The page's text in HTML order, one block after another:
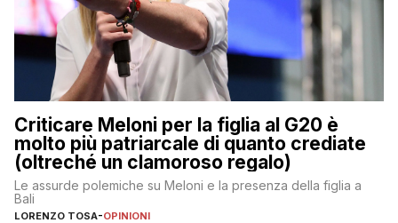
Criticare Meloni per la figlia al G20 è
molto più patriarcale di quanto crediate
(oltreché un clamoroso regalo)
Le assurde polemiche su Meloni e la presenza della figlia a
Bali
LORENZO TOSA-OPINIONI